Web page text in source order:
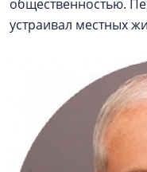
общественностью.
устраивал местных